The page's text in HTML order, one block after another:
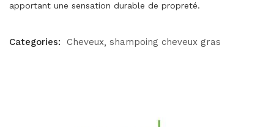
apportant une sensation durable de propreté.
Categories: Cheveux shampoing cheveux gras